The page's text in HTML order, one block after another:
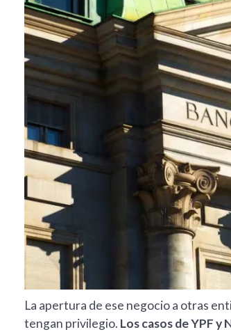
La apertura de ese negocio a otras
tengan privilegio. Los casos de YPF y